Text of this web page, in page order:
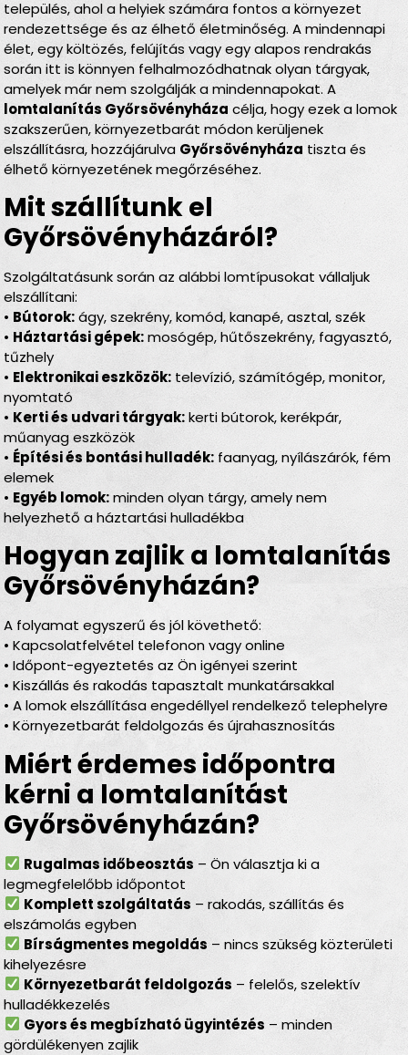
település, ahol a helyiek számára fontos a környezet
rendezettsége és az élhető életminőség. A mindennapi
élet, egy költözés, felújítás vagy egy alapos rendrakás
során itt is könnyen felhalmozódhatnak olyan tárgyak,
amelyek már nem szolgálják a mindennapokat. A
lomtalanítás Győrsövényháza célja, hogy ezek a lomok
szakszerűen, környezetbarát módon kerüljenek
elszállításra, hozzájárulva Győrsövényháza tiszta és
élhető környezetének megőrzéséhez.
Mit szállítunk el
Győrsövényházáról?
Szolgáltatásunk során az alábbi lomtípusokat vállaljuk
elszállítani:
• Bútorok:ágy, szekrény, komód, kanapé, asztal, szék
• Háztartási gépek:mosógép, hűtőszekrény, fagyasztó,
tűzhely
• Elektronikai eszközök: televízió, számítógép, monitor,
nyomtató
• Kerti és udvari tárgyak:kerti bútorok, kerékpár,
műanyag eszközök
• Építési és bontási hulladék: faanyag, nyílászárók, fém
elemek
• Egyéb lomok:minden olyan tárgy, amely nem
helyezhető a háztartási hulladékba
Hogyan zajlik a lomtalanítás
Győrsövényházán?
A folyamat egyszerű és jól követhető:
• Kapcsolatfelvétel telefonon vagy online
• Időpont-egyeztetés az Ön igényei szerint
• Kiszállás és rakodás tapasztalt munkatársakkal
• A lomok elszállítása engedéllyel rendelkező telephelyre
• Környezetbarát feldolgozás és újrahasznosítás
Miért érdemes időpontra
kérni a lomtalanítást
Győrsövényházán?
Rugalmas időbeosztás – Ön választja ki a
legmegfelelőbb időpontot
Komplett szolgáltatás – rakodás, szállítás és
elszámolás egyben
Bírságmentes megoldás – nincs szükség közterületi
kihelyezésre
Környezetbarát feldolgozás – felelős, szelektív
hulladékkezelés
Gyors és megbízható ügyintézés – minden
gördülékenyen zajlik